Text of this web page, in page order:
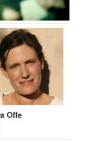
Offe